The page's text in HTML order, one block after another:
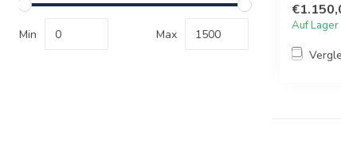
Min Max
Auf Lager